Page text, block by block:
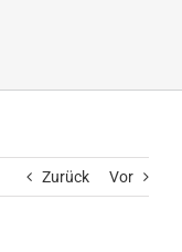
Zurück Vor